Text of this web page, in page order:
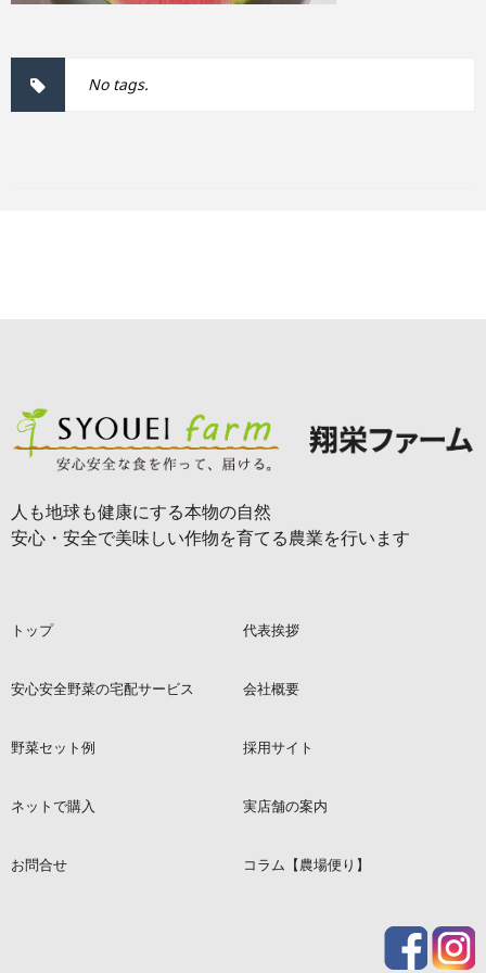
No tags.
人も地球も健康にする本物の自然
安心・安全で美味しい作物を育てる農業を行います
トップ 代表挨拶
安心安全野菜の宅配サービス 会社概要
野菜セット例 採用サイト
ネットで購入 実店舗の案内
お問合せ コラム【農場便り】